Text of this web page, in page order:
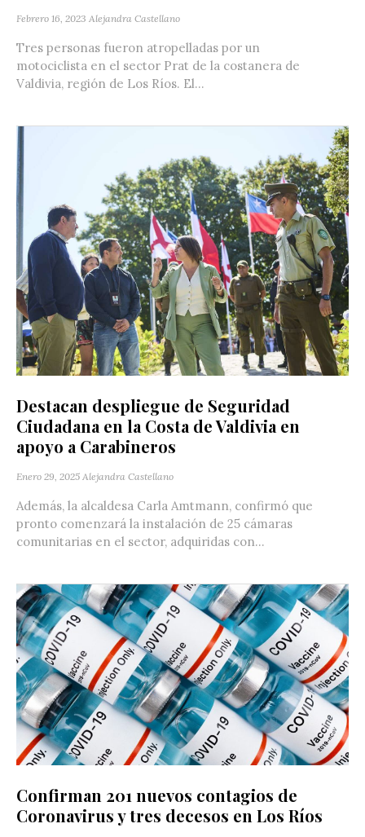
Febrero 16, 2023 Alejandra Castellano
Tres personas fueron atropelladas por un
motociclista en el sector Prat de la costanera de
Valdivia, región de Los Ríos. El...
Destacan despliegue de Seguridad
Ciudadana en la Costa de Valdivia en
apoyo a Carabineros
Enero 29, 2025 Alejandra Castellano
Además, la alcaldesa Carla Amtmann, confirmó que
pronto comenzará la instalación de 25 cámaras
comunitarias en el sector, adquiridas con...
Confirman 201 nuevos contagios de
Coronavirus y tres decesos en Los Ríos